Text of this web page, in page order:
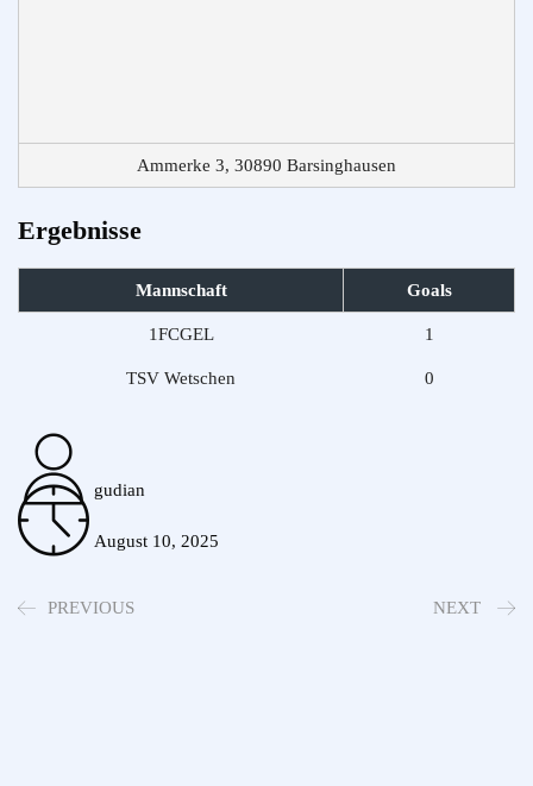
Ammerke 3, 30890 Barsinghausen
Ergebnisse
Mannschaft Goals
1FCGEL 1
TSV Wetschen 0
gudian
August 10, 2025
PREVIOUS NEXT